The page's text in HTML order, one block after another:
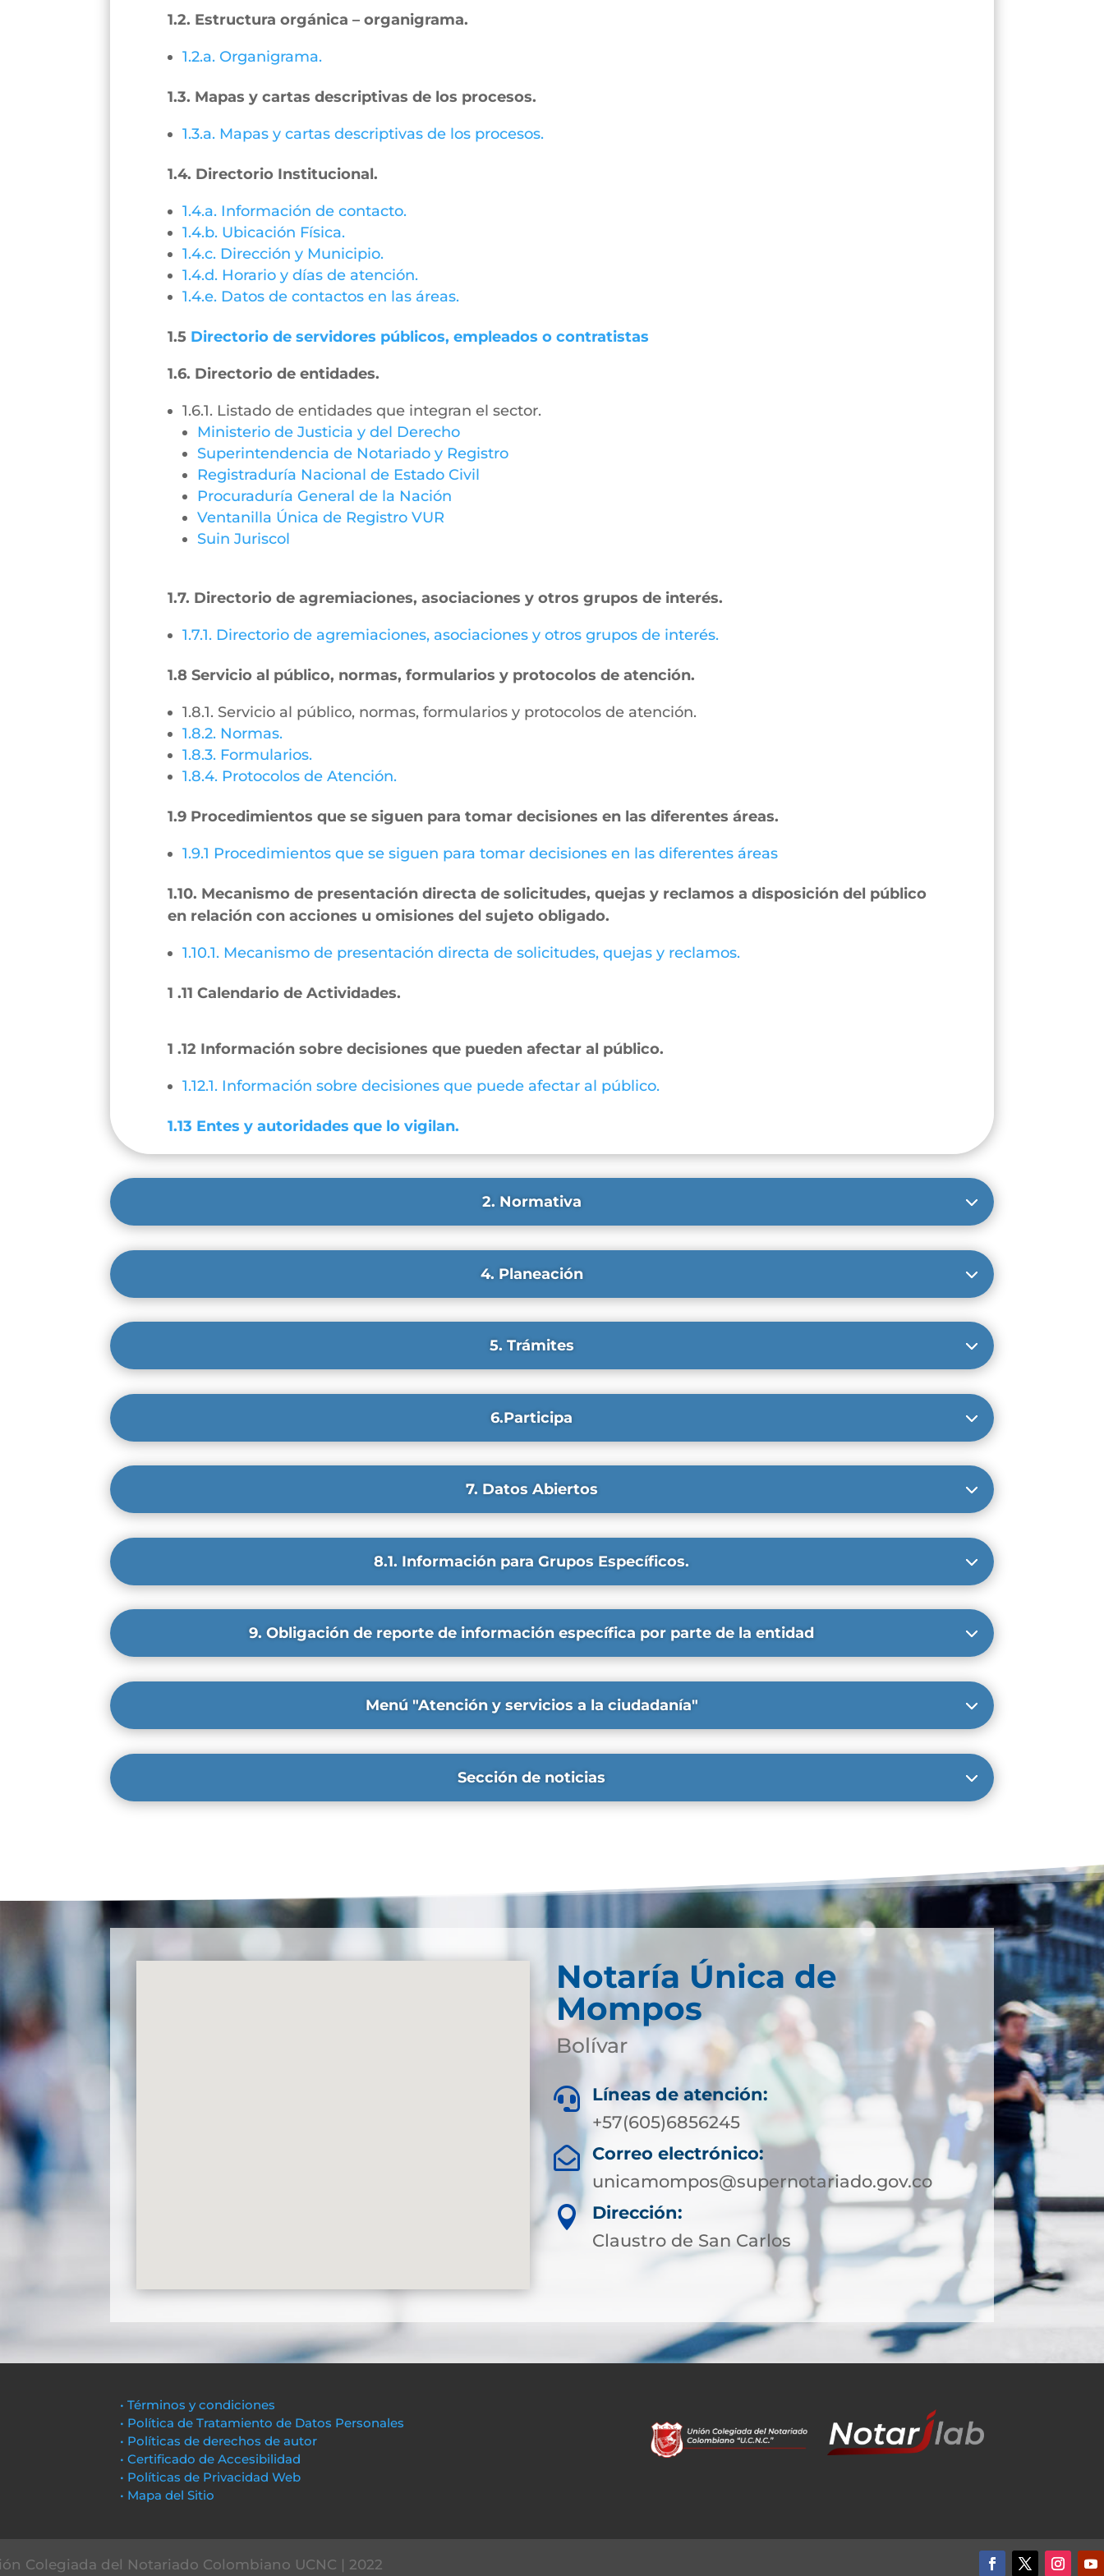
1.2. Estructura orgánica – organigrama.
1.2.a. Organigrama.
1.3. Mapas y cartas descriptivas de los procesos.
1.3.a. Mapas y cartas descriptivas de los procesos.
1.4. Directorio Institucional.
1.4.a. Información de contacto.
1.4.b. Ubicación Física.
1.4.c. Dirección y Municipio.
1.4.d. Horario y días de atención.
1.4.e. Datos de contactos en las áreas.
1.5 Directorio de servidores públicos, empleados o contratistas
1.6. Directorio de entidades.
1.6.1. Listado de entidades que integran el sector.
Ministerio de Justicia y del Derecho
Superintendencia de Notariado y Registro
Registraduría Nacional de Estado Civil
Procuraduría General de la Nación
Ventanilla Única de Registro VUR
Suin Juriscol
1.7. Directorio de agremiaciones, asociaciones y otros grupos de interés.
1.7.1. Directorio de agremiaciones, asociaciones y otros grupos de interés.
1.8 Servicio al público, normas, formularios y protocolos de atención.
1.8.1. Servicio al público, normas, formularios y protocolos de atención.
1.8.2. Normas.
1.8.3. Formularios.
1.8.4. Protocolos de Atención.
1.9 Procedimientos que se siguen para tomar decisiones en las diferentes áreas.
1.9.1 Procedimientos que se siguen para tomar decisiones en las diferentes áreas
1.10. Mecanismo de presentación directa de solicitudes, quejas y reclamos a disposición del público
en relación con acciones u omisiones del sujeto obligado.
1.10.1. Mecanismo de presentación directa de solicitudes, quejas y reclamos.
1 .11 Calendario de Actividades.
1 .12 Información sobre decisiones que pueden afectar al público.
1.12.1. Información sobre decisiones que puede afectar al público.
1.13 Entes y autoridades que lo vigilan.
2. Normativa
4. Planeación
5. Trámites
6.Participa
7. Datos Abiertos
8.1. Información para Grupos Específicos.
9. Obligación de reporte de información específica por parte de la entidad
Menú "Atención y servicios a la ciudadanía"
Sección de noticias
Notaría Única de
Mompos
Bolívar

Líneas de atención:
+57(605)6856245

Correo electrónico:
unicamompos@supernotariado.gov.co

Dirección:
Claustro de San Carlos
• Términos y condiciones
• Política de Tratamiento de Datos Personales
• Políticas de derechos de autor
• Certificado de Accesibilidad
• Políticas de Privacidad Web
• Mapa del Sitio
Colegiada del Notariado Colombiano UCNC | 2022